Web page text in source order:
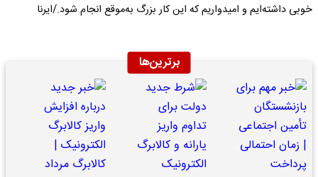
خوبی داشته‌ایم و امیدواریم که این کار بزرگ به‌موقع انجام شود./ایرنا
برترین‌ها